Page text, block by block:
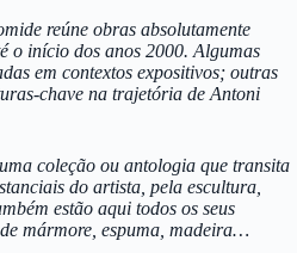
reúne obras absolutamente
o início dos anos 2000. Algumas
em contextos expositivos; outras
chave na trajetória de Antoni
coleção ou antologia que transita
do artista, pela escultura,
estão aqui todos os seus
mármore, espuma, madeira…